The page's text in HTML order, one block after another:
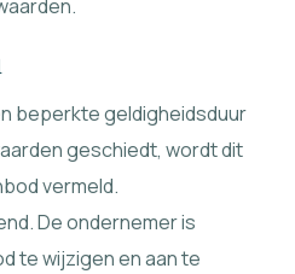
beperkte geldigheidsduur
geschiedt, wordt dit
vermeld.
De ondernemer is
te wijzigen en aan te